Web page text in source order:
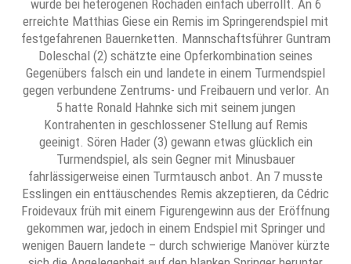
wurde bei heterogenen Rochaden einfach überrollt. An 6
erreichte Matthias Giese ein Remis im Springerendspiel mit
festgefahrenen Bauernketten. Mannschaftsführer Guntram
Doleschal (2) schätzte eine Opferkombination seines
Gegenübers falsch ein und landete in einem Turmendspiel
gegen verbundene Zentrums- und Freibauern und verlor. An
5 hatte Ronald Hahnke sich mit seinem jungen
Kontrahenten in geschlossener Stellung auf Remis
geeinigt. Sören Hader (3) gewann etwas glücklich ein
Turmendspiel, als sein Gegner mit Minusbauer
fahrlässigerweise einen Turmtausch anbot. An 7 musste
Esslingen ein enttäuschendes Remis akzeptieren, da Cédric
Froidevaux früh mit einem Figurengewinn aus der Eröffnung
gekommen war, jedoch in einem Endspiel mit Springer und
wenigen Bauern landete – durch schwierige Manöver kürzte